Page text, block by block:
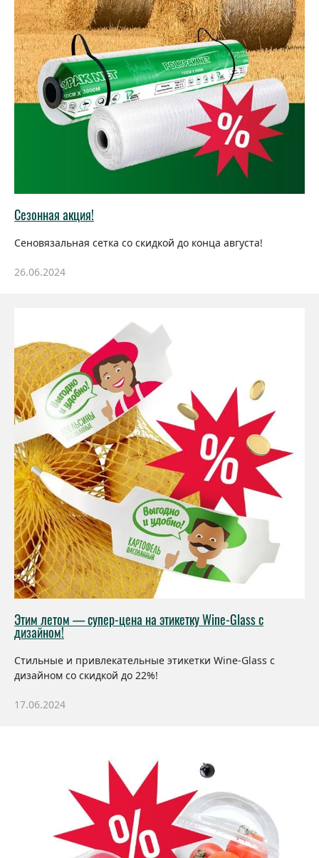
Сезонная акция!
Сеновязальная сетка со скидкой до конца августа!
26.06.2024
Этим летом — супер-цена на этикетку Wine-Glass с
дизайном!
Стильные и привлекательные этикетки Wine-Glass с
дизайном со скидкой до 22%!
17.06.2024